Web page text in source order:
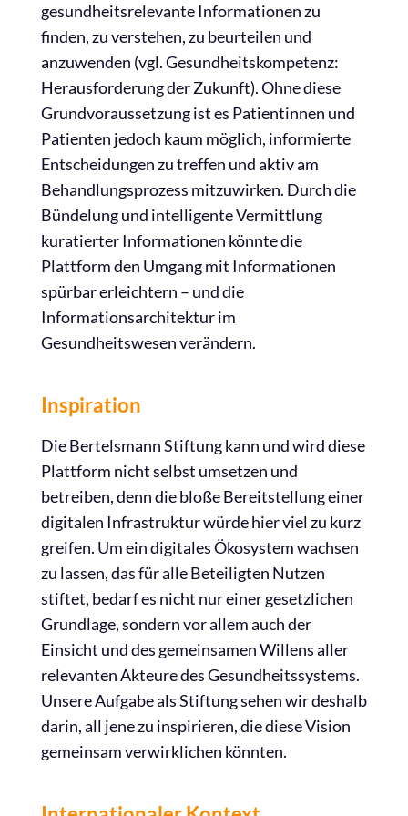
gesundheitsrelevante Informationen zu
finden, zu verstehen, zu beurteilen und
anzuwenden (vgl. Gesundheitskompetenz:
Herausforderung der Zukunft). Ohne diese
Grundvoraussetzung ist es Patientinnen und
Patienten jedoch kaum möglich, informierte
Entscheidungen zu treffen und aktiv am
Behandlungsprozess mitzuwirken. Durch die
Bündelung und intelligente Vermittlung
kuratierter Informationen könnte die
Plattform den Umgang mit Informationen
spürbar erleichtern – und die
Informationsarchitektur im
Gesundheitswesen verändern.
Inspiration
Die Bertelsmann Stiftung kann und wird diese
Plattform nicht selbst umsetzen und
betreiben, denn die bloße Bereitstellung einer
digitalen Infrastruktur würde hier viel zu kurz
greifen. Um ein digitales Ökosystem wachsen
zu lassen, das für alle Beteiligten Nutzen
stiftet, bedarf es nicht nur einer gesetzlichen
Grundlage, sondern vor allem auch der
Einsicht und des gemeinsamen Willens aller
relevanten Akteure des Gesundheitssystems.
Unsere Aufgabe als Stiftung sehen wir deshalb
darin, all jene zu inspirieren, die diese Vision
gemeinsam verwirklichen könnten.